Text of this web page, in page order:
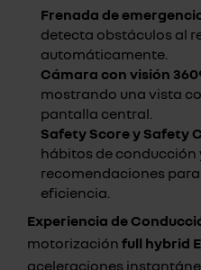
Frenada de
detecta obstáculos al
automáticamente.
Cámara con visión
mostrando una vista
pantalla central.
Safety Score y Safety
hábitos de conducción
recomendaciones
eficiencia.
Experiencia de
motorización full hybrid
aceleraciones